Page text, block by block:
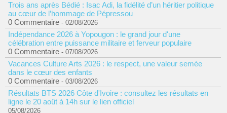
Trois ans après Bédié : Isac Adi, la fidélité d’un héritier politique
au cœur de l’hommage de Pépressou
0 Commentaire - 02/08/2026
Indépendance 2026 à Yopougon : le grand jour d'une
célébration entre puissance militaire et ferveur populaire
0 Commentaire - 07/08/2026
Vacances Culture Arts 2026 : le respect, une valeur semée
dans le cœur des enfants
0 Commentaire - 03/08/2026
Résultats BTS 2026 Côte d'Ivoire : consultez les résultats en
ligne le 20 août à 14h sur le lien officiel
05/08/2026